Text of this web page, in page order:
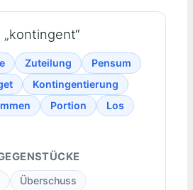
Zuteilung
Pensum
Kontingentierung
Portion
Los
Überschuss